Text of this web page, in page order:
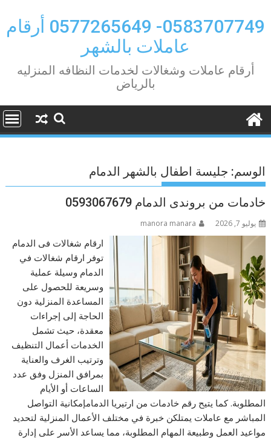
to
content
0583707749- 0577265649 أرقام
عاملات بالشهر
أرقام عاملات وشغالات لخدمات النظافه المنزليه
بالرياض
الوسم: جليسة اطفال بالشهر الدمام
خادمات من بروندى الدمام 0593067679
يوليو 7, 2026 manora manara
ارقام شغالات فى الدمام
توفر ارقام شغالات في
الدمام وسيلة عملية
وسريعة للحصول على
المساعدة المنزلية دون
الحاجة إلى إجراءات
معقدة، حيث تشمل
الخدمات أعمال التنظيف
وترتيب الغرف والعناية
بمرافق المنزل وفق عدد
الساعات أو الأيام
المطلوبة. كما يتيح رقم خادمات من ارتيريا الدمامإمكانية التواصل
المباشر مع عاملات يمتلكن خبرة في مختلف الأعمال المنزلية لتحديد
مواعيد العمل وطبيعة المهام المطلوبة، مما يساعد الأسر على إدارة